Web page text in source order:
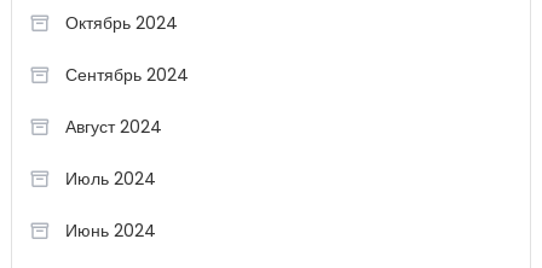
Октябрь 2024
Сентябрь 2024
Август 2024
Июль 2024
Июнь 2024